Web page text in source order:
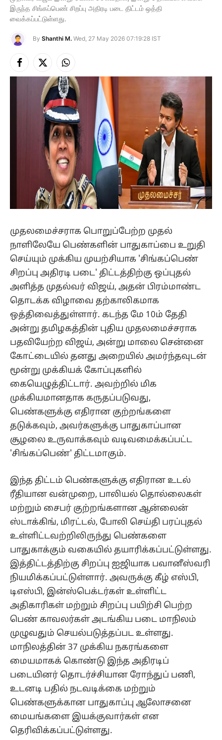
இருந்த சிங்கப்பெண் சிறப்பு அதிரடி படை திட்டம் ஒத்தி
வைக்கப்பட்டுள்ளது.
By Shanthi M. Wed, 27 May 2026 07:19:28 IST
Facebook
X
(Twitter)
Instagram
முதலமைச்சராக பொறுப்பேற்ற முதல்
நாளிலேயே பெண்களின் பாதுகாப்பை உறுதி
செய்யும் முக்கிய முயற்சியாக 'சிங்கப்பெண்
சிறப்பு அதிரடி படை' திட்டத்திற்கு ஒப்புதல்
அளித்த முதல்வர் விஜய், அதன் பிரம்மாண்ட
தொடக்க விழாவை தற்காலிகமாக
ஒத்திவைத்துள்ளார். கடந்த மே 10ம் தேதி
அன்று தமிழகத்தின் புதிய முதலமைச்சராக
பதவியேற்ற விஜய், அன்று மாலை சென்னை
கோட்டையில் தனது அறையில் அமர்ந்தவுடன்
மூன்று முக்கியக் கோப்புகளில்
கையெழுத்திட்டார். அவற்றில் மிக
முக்கியமானதாக கருதப்படுவது,
பெண்களுக்கு எதிரான குற்றங்களை
தடுக்கவும், அவர்களுக்கு பாதுகாப்பான
சூழலை உருவாக்கவும் வடிவமைக்கப்பட்ட
'சிங்கப்பெண்' திட்டமாகும்.
இந்த திட்டம் பெண்களுக்கு எதிரான உடல்
ரீதியான வன்முறை, பாலியல் தொல்லைகள்
மற்றும் சைபர் குற்றங்களான ஆன்லைன்
ஸ்டாக்கிங், மிரட்டல், போலி செய்தி பரப்புதல்
உள்ளிட்டவற்றிலிருந்து பெண்களை
பாதுகாக்கும் வகையில் தயாரிக்கப்பட்டுள்ளது.
இத்திட்டத்திற்கு சிறப்பு ஐஜியாக பவானீஸ்வரி
நியமிக்கப்பட்டுள்ளார். அவருக்கு கீழ் எஸ்பி,
டிஎஸ்பி, இன்ஸ்பெக்டர்கள் உள்ளிட்ட
அதிகாரிகள் மற்றும் சிறப்பு பயிற்சி பெற்ற
பெண் காவலர்கள் அடங்கிய படை மாநிலம்
முழுவதும் செயல்படுத்தப்பட உள்ளது.
மாநிலத்தின் 37 முக்கிய நகரங்களை
மையமாகக் கொண்டு இந்த அதிரடிப்
படையினர் தொடர்ச்சியான ரோந்துப் பணி,
உடனடி பதில் நடவடிக்கை மற்றும்
பெண்களுக்கான பாதுகாப்பு ஆலோசனை
மையங்களை இயக்குவார்கள் என
தெரிவிக்கப்பட்டுள்ளது.